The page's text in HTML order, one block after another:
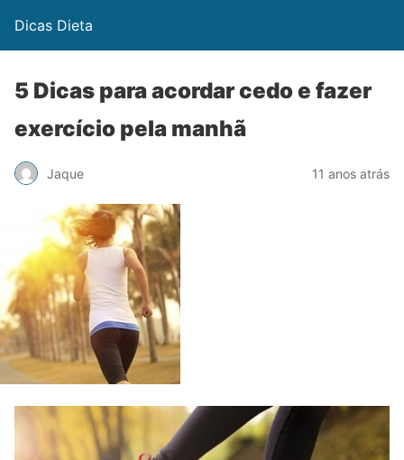
Dicas Dieta
5 Dicas para acordar cedo e fazer
exercício pela manhã
Jaque 11 anos atrás